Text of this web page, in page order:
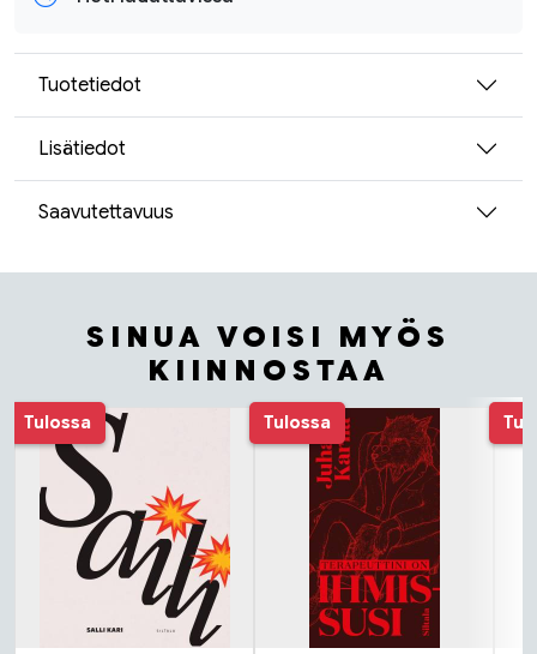
Tuotetiedot
Lisätiedot
Saavutettavuus
SINUA VOISI MYÖS
KIINNOSTAA
Tuoteluettelon alku
Tulossa Tulossa